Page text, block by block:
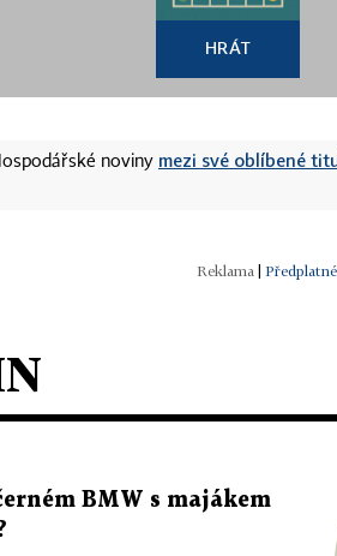
HRÁT
noviny mezi své oblíbené
BMW s majákem